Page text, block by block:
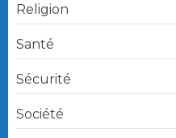
Religion
Santé
Sécurité
Société